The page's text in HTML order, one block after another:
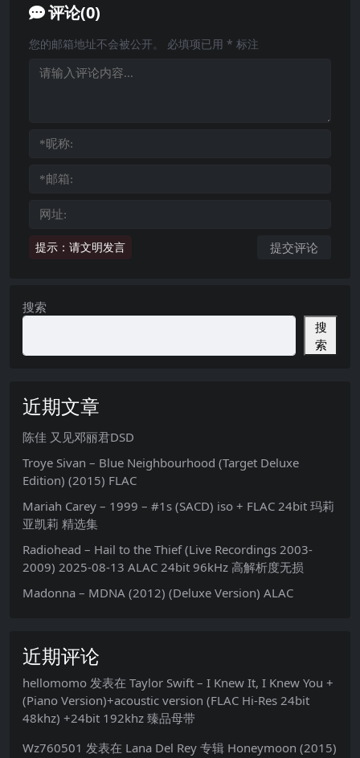
评论(0)
提示：请文明发言
您的邮箱地址不会被公开。 必填项已用 * 标注
搜索
搜
索
近期文章
陈佳 又见邓丽君DSD
Troye Sivan – Blue Neighbourhood (Target Deluxe
Edition) (2015) FLAC
Mariah Carey – 1999 – #1s (SACD) iso + FLAC 24bit 玛莉
亚凯莉 精选集
Radiohead – Hail to the Thief (Live Recordings 2003-
2009) 2025-08-13 ALAC 24bit 96kHz 高解析度无损
Madonna – MDNA (2012) (Deluxe Version) ALAC
近期评论
hellomomo 发表在 Taylor Swift – I Knew It, I Knew You +
(Piano Version)+acoustic version (FLAC Hi-Res 24bit
48khz) +24bit 192khz 臻品母带
Wz760501 发表在 Lana Del Rey 专辑 Honeymoon (2015)